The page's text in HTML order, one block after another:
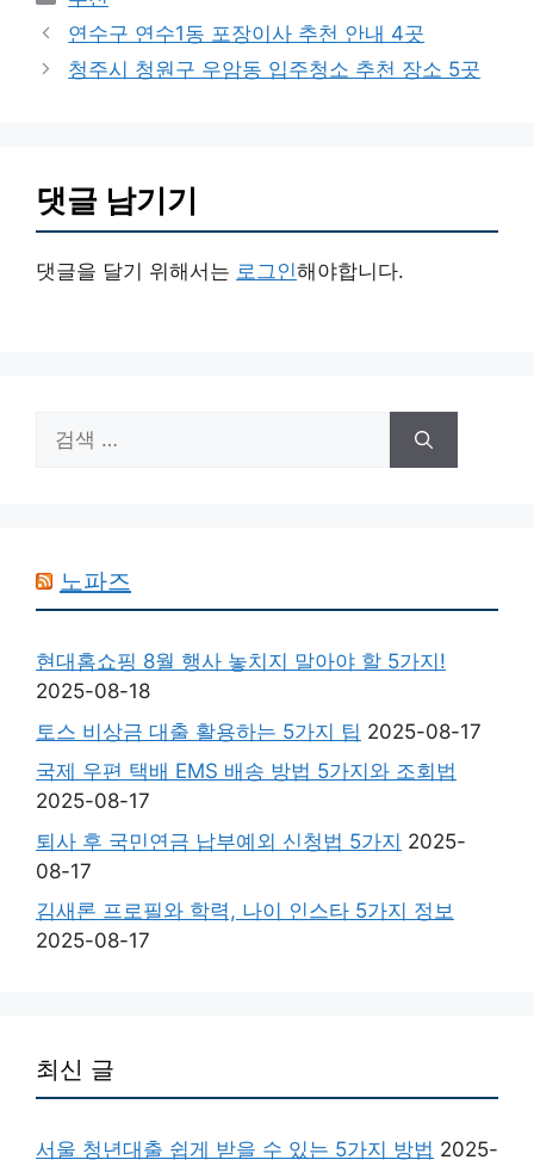
테
리
연수구 연수1동 포장이사 추천 안내 4곳
청주시 청원구 우암동 입주청소 추천 장소 5곳
댓글 남기기
댓글을 달기 위해서는 로그인해야합니다.
색:
노파즈
현대홈쇼핑 8월 행사 놓치지 말아야 할 5가지!
2025-08-18
토스 비상금 대출 활용하는 5가지 팁 2025-08-17
국제 우편 택배 EMS 배송 방법 5가지와 조회법
2025-08-17
퇴사 후 국민연금 납부예외 신청법 5가지 2025-
08-17
김새론 프로필와 학력, 나이 인스타 5가지 정보
2025-08-17
최신 글
서울 청년대출 쉽게 받을 수 있는 5가지 방법 2025-